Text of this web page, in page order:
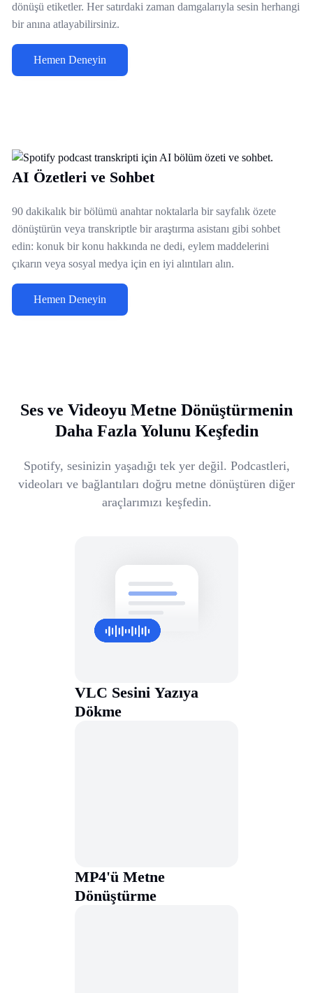
dönüşü etiketler. Her satırdaki zaman damgalarıyla sesin herhangi
bir anına atlayabilirsiniz.
Hemen Deneyin
AI Özetleri ve Sohbet
90 dakikalık bir bölümü anahtar noktalarla bir sayfalık özete
dönüştürün veya transkriptle bir araştırma asistanı gibi sohbet
edin: konuk bir konu hakkında ne dedi, eylem maddelerini
çıkarın veya sosyal medya için en iyi alıntıları alın.
Hemen Deneyin
Ses ve Videoyu Metne Dönüştürmenin
Daha Fazla Yolunu Keşfedin
Spotify, sesinizin yaşadığı tek yer değil. Podcastleri,
videoları ve bağlantıları doğru metne dönüştüren diğer
araçlarımızı keşfedin.
VLC Sesini Yazıya
Dökme
MP4'ü Metne
Dönüştürme